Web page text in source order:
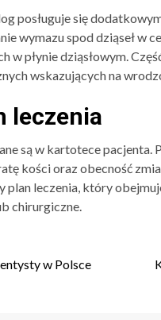
posługuje się
wymazu spod dziąseł
w płynie dziąsłowym.
wskazujących na
leczenia
są w kartotece
kości oraz obecność
leczenia, który
chirurgiczne.
w Polsce